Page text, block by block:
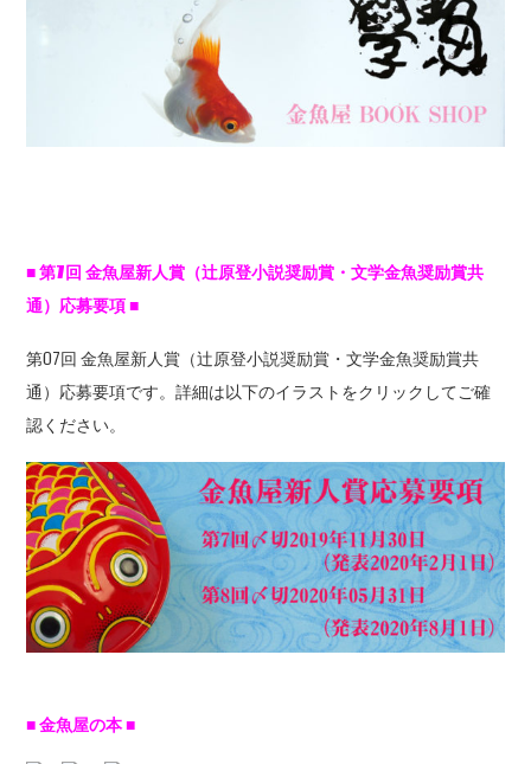
■第7回金魚屋新人賞（辻原登小説奨励賞・文学金魚奨励賞共
通）応募要項■
第07回 金魚屋新人賞（辻原登小説奨励賞・文学金魚奨励賞共
通）応募要項です。詳細は以下のイラストをクリックしてご確
認ください。
■ 金魚屋の本 ■